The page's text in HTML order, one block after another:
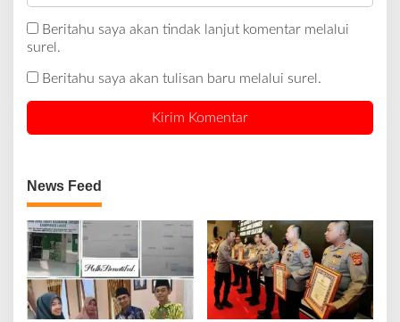
Beritahu saya akan tindak lanjut komentar melalui
surel.
Beritahu saya akan tulisan baru melalui surel.
News Feed